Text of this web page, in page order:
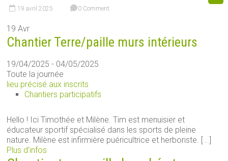
19 avril 2025 0 Comment
19 Avr
Chantier Terre/paille murs intérieurs
19/04/2025 - 04/05/2025
Toute la journée
lieu précisé aux inscrits
Chantiers participatifs
Hello ! Ici Timothée et Milène. Tim est menuisier et
éducateur sportif spécialisé dans les sports de pleine
nature. Milène est infirmière puéricultrice et herboriste. [...]
Plus d’infos